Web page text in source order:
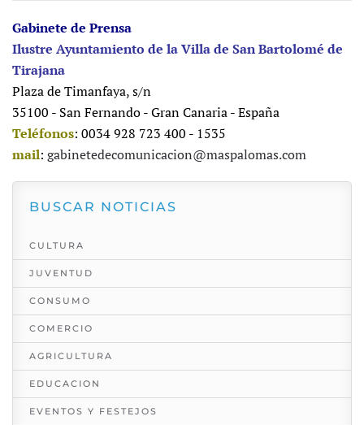
Gabinete de Prensa
Ilustre Ayuntamiento de la Villa de San Bartolomé de
Tirajana
Plaza de Timanfaya, s/n
35100 - San Fernando - Gran Canaria - España
Teléfonos: 0034 928 723 400 - 1535
mail: gabinetedecomunicacion@maspalomas.com
BUSCAR NOTICIAS
CULTURA
JUVENTUD
CONSUMO
COMERCIO
AGRICULTURA
EDUCACION
EVENTOS Y FESTEJOS